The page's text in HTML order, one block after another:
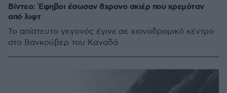
Βίντεο: Έφηβοι έσωσαν 8χρονο σκιέρ που κρεμόταν
από λιφτ
Το απίστευτο γεγονός έγινε σε χιονοδρομικό κέντρο
στο Βανκούβερ του Καναδά